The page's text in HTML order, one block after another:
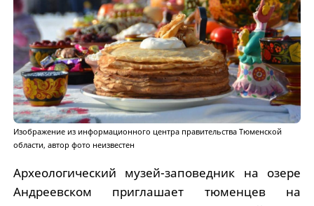
Изображение из информационного центра правительства Тюменской
области, автор фото неизвестен
Археологический музей-заповедник на озере
Андреевском приглашает тюменцев на